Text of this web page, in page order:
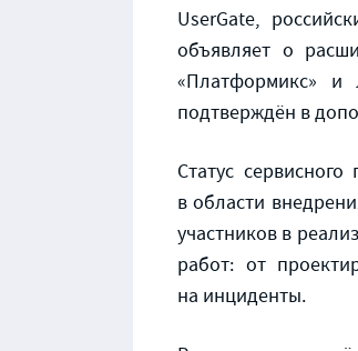
UserGate,
объявляет о
«Платформикс» и
подтверждён в
Статус
в области
участников в
работ: от
на инциденты.